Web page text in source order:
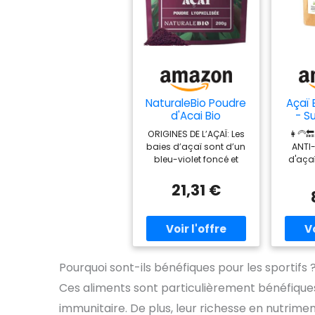
NaturaleBio Poudre
d'Acai Bio
Lyophilisée
Superfood
ORIGINES DE L’AÇAÏ: Les
baies d’açaï sont d’un
bleu-violet foncé et
amazoniennes. La
poudre de baies d’açaï
comme le meilleur
moyen pour intégrer ce
fruit précieux dans
l’alimentation. L’açaï a
un bon goût, semblable
à la myrtille et au
chocolat, il peut donc
doit être dissoute dans
21,31 €
Açaï
-
fruits
à la
Pourquoi sont-ils bénéfiques pour les sportifs ?
Ces aliments sont particulièrement
immunitaire. De plus, leur richesse en